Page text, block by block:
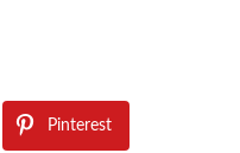
Pinterest